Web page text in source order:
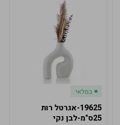
במלאי
19625-אגרטל רות
25ס"מ-לבן נקי